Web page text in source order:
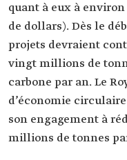
quant à eux à
de dollars). Dès le
projets devraient
vingt millions de
carbone par an. Le
d’économie
son engagement à
millions de tonnes